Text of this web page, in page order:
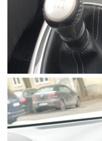
Rame adaptoare Daihatsu
Rame adaptoare Mazda
Rame adaptoare Kia
Rame adaptoare Alfa Romeo
Rame adaptoare Nissan
Rame adaptoare Fiat